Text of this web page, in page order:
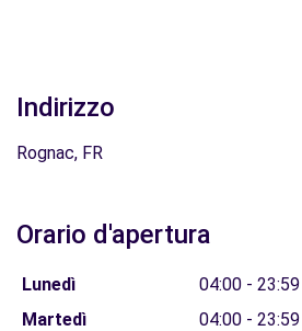
Indirizzo
Rognac, FR
Orario d'apertura
Lunedì
04:00 - 23:59
Martedì
04:00 - 23:59